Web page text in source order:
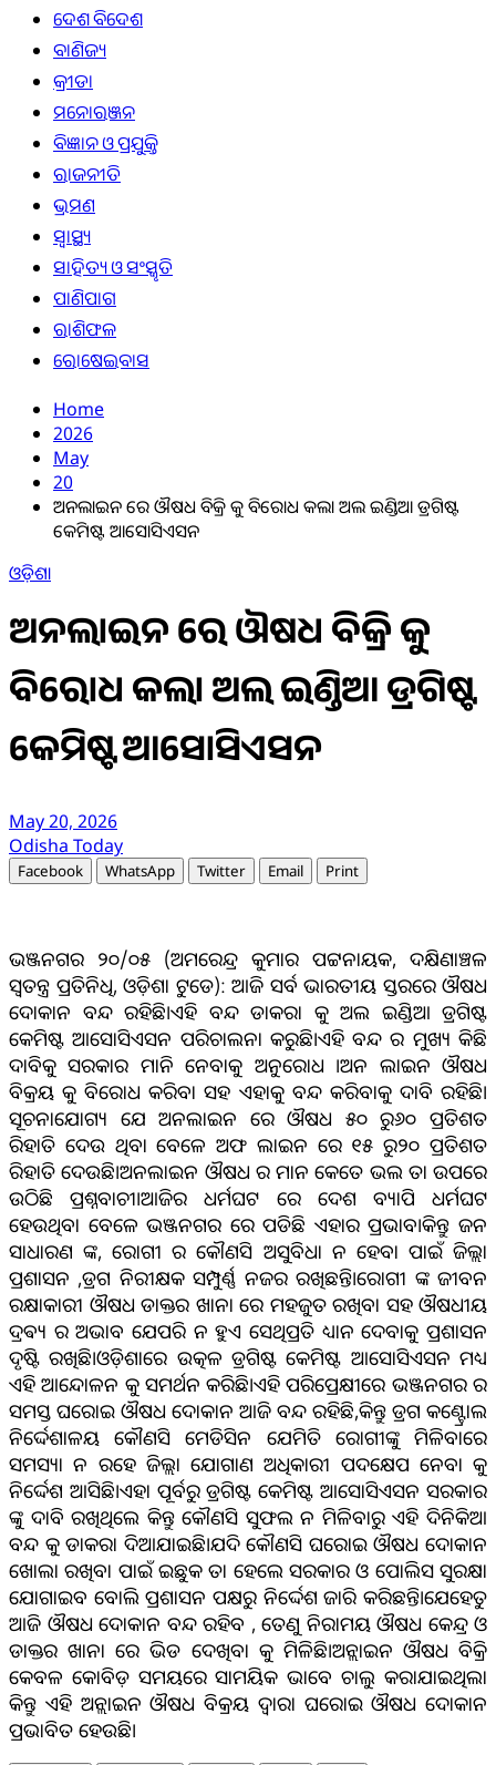
ଦେଶ ବିଦେଶ
ବାଣିଜ୍ୟ
କ୍ରୀଡା
ମନୋରଞ୍ଜନ
ବିଜ୍ଞାନ ଓ ପ୍ରଯୁକ୍ତି
ରାଜନୀତି
ଭ୍ରମଣ
ସ୍ୱାସ୍ଥ୍ୟ
ସାହିତ୍ୟ ଓ ସଂସ୍କୃତି
ପାଣିପାଗ
ରାଶିଫଳ
ରୋଷେଇବାସ
Home
2026
May
20
ଅନଲାଇନ ରେ ଔଷଧ ବିକ୍ରି କୁ ବିରୋଧ କଲା ଅଲ ଇଣ୍ଡିଆ ଡ୍ରଗିଷ୍ଟ
କେମିଷ୍ଟ ଆସୋସିଏସନ
ଓଡ଼ିଶା
ଅନଲାଇନ ରେ ଔଷଧ ବିକ୍ରି କୁ
ବିରୋଧ କଲା ଅଲ ଇଣ୍ଡିଆ ଡ୍ରଗିଷ୍ଟ
କେମିଷ୍ଟ ଆସୋସିଏସନ
May 20, 2026
Odisha Today
Facebook WhatsApp Twitter Email Print
ଭଞ୍ଜନଗର ୨୦/୦୫ (ଅମରେନ୍ଦ୍ର କୁମାର ପଟ୍ଟନାୟକ, ଦକ୍ଷିଣାଞ୍ଚଳ
ସ୍ଵତନ୍ତ୍ର ପ୍ରତିନିଧି, ଓଡ଼ିଶା ଟୁଡେ): ଆଜି ସର୍ବ ଭାରତୀୟ ସ୍ତରରେ ଔଷଧ
ଦୋକାନ ବନ୍ଦ ରହିଛି।ଏହି ବନ୍ଦ ଡାକରା କୁ ଅଲ ଇଣ୍ଡିଆ ଡ୍ରଗିଷ୍ଟ
କେମିଷ୍ଟ ଆସୋସିଏସନ ପରିଚାଲନା କରୁଛି।ଏହି ବନ୍ଦ ର ମୁଖ୍ୟ କିଛି
ଦାବିକୁ ସରକାର ମାନି ନେବାକୁ ଅନୁରୋଧ ।ଅନ ଲାଇନ ଔଷଧ
ବିକ୍ରୟ କୁ ବିରୋଧ କରିବା ସହ ଏହାକୁ ବନ୍ଦ କରିବାକୁ ଦାବି ରହିଛି।
ସୂଚନାଯୋଗ୍ୟ ଯେ ଅନଲାଇନ ରେ ଔଷଧ ୫୦ ରୁ୬୦ ପ୍ରତିଶତ
ରିହାତି ଦେଉ ଥିବା ବେଳେ ଅଫ ଲାଇନ ରେ ୧୫ ରୁ୨୦ ପ୍ରତିଶତ
ରିହାତି ଦେଉଛି।ଅନଲାଇନ ଔଷଧ ର ମାନ କେତେ ଭଲ ତା ଉପରେ
ଉଠିଛି ପ୍ରଶ୍ନବାଚୀ।ଆଜିର ଧର୍ମଘଟ ରେ ଦେଶ ବ୍ୟାପି ଧର୍ମଘଟ
ହେଉଥିବା ବେଳେ ଭଞ୍ଜନଗର ରେ ପଡିଛି ଏହାର ପ୍ରଭାବ।କିନ୍ତୁ ଜନ
ସାଧାରଣ ଙ୍କ, ରୋଗୀ ର କୌଣସି ଅସୁବିଧା ନ ହେବା ପାଇଁ ଜିଲ୍ଲା
ପ୍ରଶାସନ ,ଡ୍ରଗ ନିରୀକ୍ଷକ ସମ୍ପୁର୍ଣ୍ଣ ନଜର ରଖିଛନ୍ତି।ରୋଗୀ ଙ୍କ ଜୀବନ
ରକ୍ଷାକାରୀ ଔଷଧ ଡାକ୍ତର ଖାନା ରେ ମହଜୁତ ରଖିବା ସହ ଔଷଧୀୟ
ଦ୍ରଵ୍ୟ ର ଅଭାବ ଯେପରି ନ ହୁଏ ସେଥିପ୍ରତି ଧ୍ୟାନ ଦେବାକୁ ପ୍ରଶାସନ
ଦୃଷ୍ଟି ରଖିଛି।ଓଡ଼ିଶାରେ ଉତ୍କଳ ଡ୍ରଗିଷ୍ଟ କେମିଷ୍ଟ ଆସୋସିଏସନ ମଧ୍ୟ
ଏହି ଆନ୍ଦୋଳନ କୁ ସମର୍ଥନ କରିଛି।ଏହି ପରିପ୍ରେକ୍ଷୀରେ ଭଞ୍ଜନଗର ର
ସମସ୍ତ ଘରୋଇ ଔଷଧ ଦୋକାନ ଆଜି ବନ୍ଦ ରହିଛି,କିନ୍ତୁ ଡ୍ରଗ କଣ୍ଟ୍ରୋଲ
ନିର୍ଦ୍ଦେଶାଳୟ କୌଣସି ମେଡିସିନ ଯେମିତି ରୋଗୀଙ୍କୁ ମିଳିବାରେ
ସମସ୍ୟା ନ ରହେ ଜିଲ୍ଲା ଯୋଗାଣ ଅଧିକାରୀ ପଦକ୍ଷେପ ନେବା କୁ
ନିର୍ଦ୍ଦେଶ ଆସିଛି।ଏହା ପୂର୍ବରୁ ଡ୍ରଗିଷ୍ଟ କେମିଷ୍ଟ ଆସୋସିଏସନ ସରକାର
ଙ୍କୁ ଦାବି ରଖିଥିଲେ କିନ୍ତୁ କୌଣସି ସୁଫଲ ନ ମିଳିବାରୁ ଏହି ଦିନିକିଆ
ବନ୍ଦ କୁ ଡାକରା ଦିଆଯାଇଛି।ଯଦି କୌଣସି ଘରୋଇ ଔଷଧ ଦୋକାନ
ଖୋଲା ରଖିବା ପାଇଁ ଇଛୁକ ତା ହେଲେ ସରକାର ଓ ପୋଲିସ ସୁରକ୍ଷା
ଯୋଗାଇବ ବୋଲି ପ୍ରଶାସନ ପକ୍ଷରୁ ନିର୍ଦ୍ଦେଶ ଜାରି କରିଛନ୍ତି।ଯେହେତୁ
ଆଜି ଔଷଧ ଦୋକାନ ବନ୍ଦ ରହିବ , ତେଣୁ ନିରାମୟ ଔଷଧ କେନ୍ଦ୍ର ଓ
ଡାକ୍ତର ଖାନା ରେ ଭିଡ ଦେଖିବା କୁ ମିଳିଛି।ଅନ୍ଲାଇନ ଔଷଧ ବିକ୍ରି
କେବଳ କୋବିଡ଼ ସମୟରେ ସାମୟିକ ଭାବେ ଚାଲୁ କରାଯାଇଥିଲା
କିନ୍ତୁ ଏହି ଅନ୍ଲାଇନ ଔଷଧ ବିକ୍ରୟ ଦ୍ୱାରା ଘରୋଇ ଔଷଧ ଦୋକାନ
ପ୍ରଭାବିତ ହେଉଛି।